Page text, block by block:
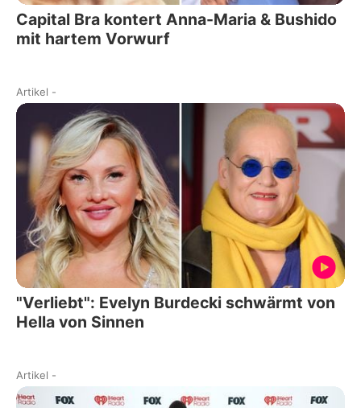
Capital Bra kontert Anna-Maria & Bushido
mit hartem Vorwurf
Artikel -
"Verliebt": Evelyn Burdecki schwärmt von
Hella von Sinnen
Artikel -